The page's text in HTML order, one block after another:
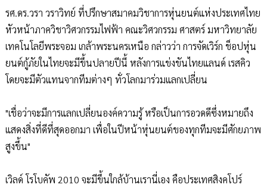
รศ.ดร.วรา วราวิทย์ ที่ปรึกษาสมาคมวิชาการหุ่นยนต์แห่งประเทศไทย
หัวหน้าภาควิชาวิศวกรรมไฟฟ้า คณะวิศวกรรม ศาสตร์ มหาวิทยาลัย
เทคโนโลยีพระจอม เกล้าพระนครเหนือ กล่าวว่า การจัดเวิร์ก ช็อปหุ่น
ยนต์กู้ภัยในไทยจะมีขึ้นปลายปีนี้ หลังการแข่งขันไทยแลนด์ เรสคิว
โดยจะมีตัวแทนจากทีมต่างๆ ทั่วโลกมาร่วมแลกเปลี่ยน
"เชื่อว่าจะมีการแลกเปลี่ยนองค์ความรู้ หรือเป็นการอวดดีซึ่งหมายถึง
แสดงสิ่งที่ดีที่สุดออกมา เพื่อในปีหน้าหุ่นยนต์ของทุกทีมจะมีศักยภาพ
สูงขึ้น"
เวิลด์ โรโบคัพ 2010 จะมีขึ้นใกล้บ้านเรานี่เอง คือประเทศสิงคโปร์